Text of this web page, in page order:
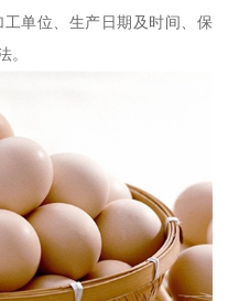
单位、生产日期及时间、保
。